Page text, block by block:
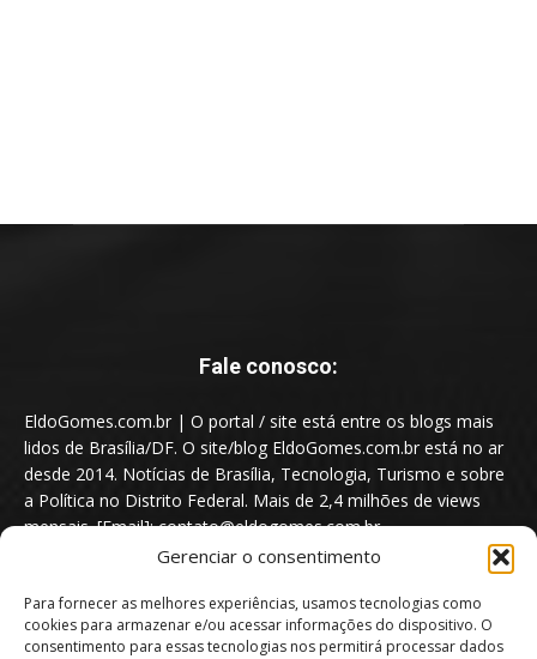
Gerenciar o consentimento
Para fornecer as melhores experiências, usamos tecnologias como
cookies para armazenar e/ou acessar informações do dispositivo. O
consentimento para essas tecnologias nos permitirá processar dados
Fale conosco:
EldoGomes.com.br | O portal / site está entre os blogs mais
lidos de Brasília/DF. O site/blog EldoGomes.com.br está no ar
desde 2014. Notícias de Brasília, Tecnologia, Turismo e sobre
a Política no Distrito Federal. Mais de 2,4 milhões de views
mensais. [Email]: contato@eldogomes.com.br